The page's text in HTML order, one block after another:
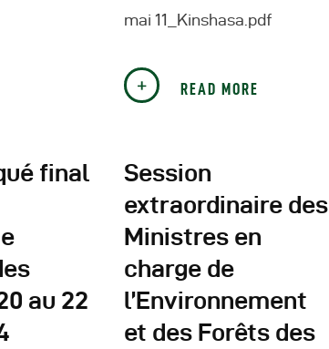
Publications
mai 11_Kinshasa.pdf
READ MORE
final
au 22
Session
extraordinaire des
Ministres en
charge de
l’Environnement
et des Forêts des